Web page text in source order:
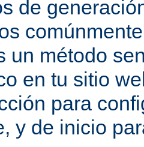
de
un método
en tu sitio
para
y de inicio